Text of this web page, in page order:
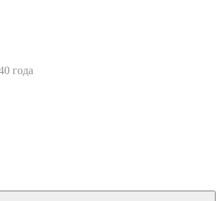
года